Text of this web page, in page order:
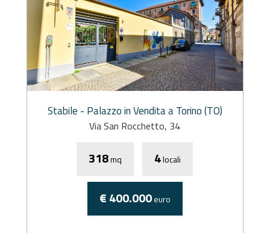
Stabile - Palazzo in Vendita a Torino (TO)
Via San Rocchetto, 34
318mq 4locali
€ 400.000euro